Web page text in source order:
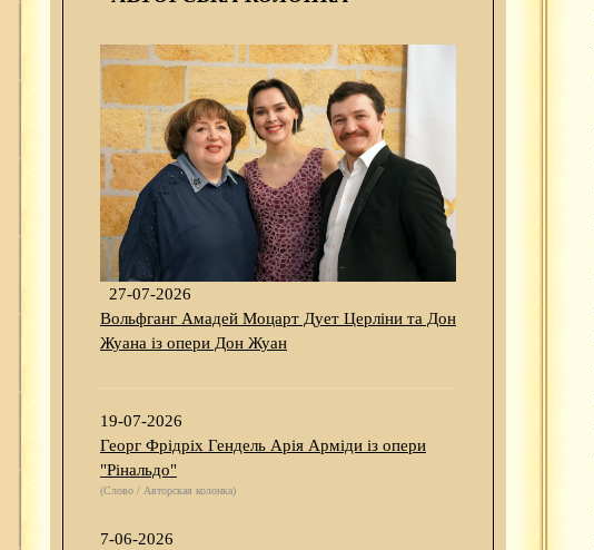
27-07-2026
Вольфганг Амадей Моцарт Дует Церліни та Дон
Жуана із опери Дон Жуан
19-07-2026
Георг Фрідріх Гендель Арія Арміди із опери
"Рінальдо"
(Слово / Авторская колонка)
7-06-2026